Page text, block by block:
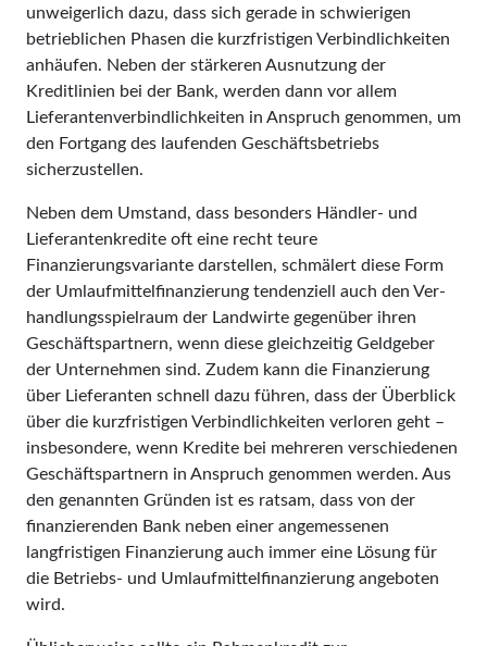
unweigerlich dazu, dass sich gerade in schwierigen
betrieblichen Phasen die kurzfristigen Verbindlichkeiten
anhäufen. Neben der stärkeren Ausnutzung der
Kreditlinien bei der Bank, werden dann vor allem
Lieferantenverbindlichkeiten in Anspruch genommen, um
den Fortgang des laufenden Geschäftsbetriebs
sicherzustellen.
Neben dem Umstand, dass besonders Händler- und
Lieferantenkredite oft eine recht teure
Finanzierungsvariante darstellen, schmälert diese Form
der Um­laufmittelfinanzierung tendenziell auch den Ver­
hand­lungs­spielraum der Landwir­te gegenüber ihren
Geschäftspartnern, wenn diese gleichzeitig Geldgeber
der Unternehmen sind. Zudem kann die Finanzierung
über Lieferanten schnell dazu führen, dass der Überblick
über die kurzfristigen Verbindlichkeiten verloren geht –
insbesondere, wenn Kredite bei mehreren verschiedenen
Geschäftspartnern in Anspruch genommen werden. Aus
den genannten Gründen ist es ratsam, dass von der
finanzierenden Bank neben einer angemessenen
langfristigen Finanzierung auch immer eine Lösung für
die Betriebs- und Umlaufmittelfinanzierung angeboten
wird.